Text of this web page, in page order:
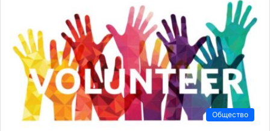
Общество